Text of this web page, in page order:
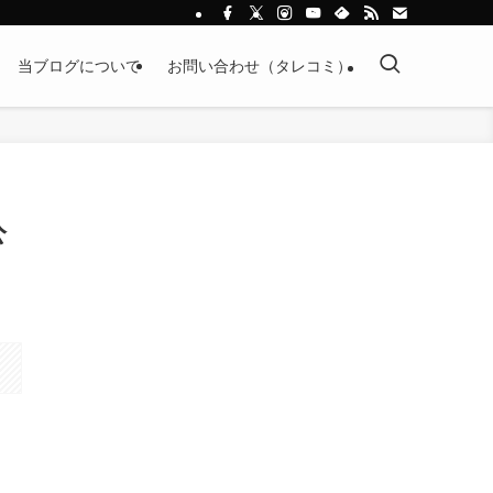
当ブログについて お問い合わせ（タレコミ）